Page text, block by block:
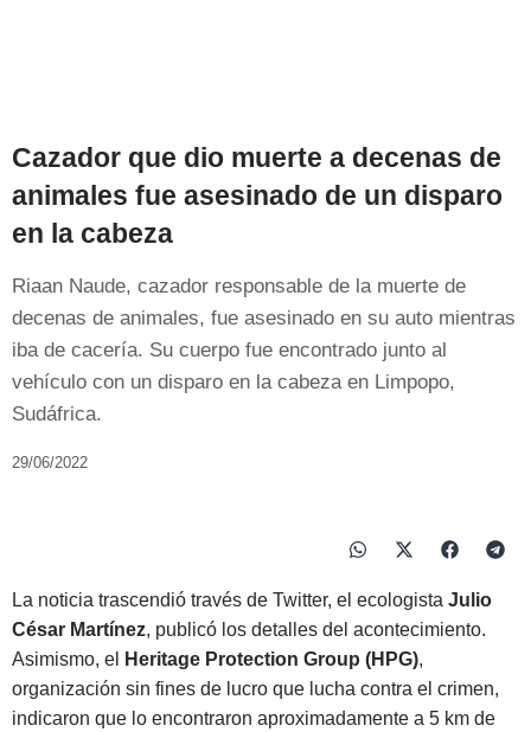
Cazador que dio muerte a decenas de
animales fue asesinado de un disparo
en la cabeza
Riaan Naude, cazador responsable de la muerte de
decenas de animales, fue asesinado en su auto mientras
iba de cacería. Su cuerpo fue encontrado junto al
vehículo con un disparo en la cabeza en Limpopo,
Sudáfrica.
29/06/2022
La noticia trascendió través de Twitter, el ecologista Julio
César Martínez, publicó los detalles del acontecimiento.
Asimismo, el
Heritage Protection Group (HPG),
organización sin fines de lucro que lucha contra el crimen,
indicaron que lo encontraron aproximadamente a 5 km de